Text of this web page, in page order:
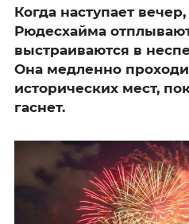
Когда наступает
Рюдесхайма
выстраиваются в
Она медленно
исторических мест,
гаснет.